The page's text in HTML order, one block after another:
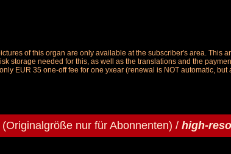
of this organ are only available at the subscriber's area.
storage needed for this, as well as the translations and the
EUR 35 one-off fee for one yxear (renewal is NOT automatic,
(Originalgröße nur für Abonnenten) / high-